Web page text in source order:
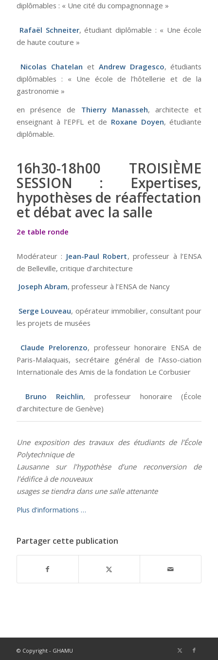
diplômables : « Une cité du compagnonnage »
Rafaël Schneiter, étudiant diplômable : « Une école
de haute couture »
Nicolas Chatelan et Andrew Dragesco, étudiants
diplômables : « Une école de l’hôtellerie et de la
gastronomie »
en présence de Thierry Manasseh, architecte et
enseignant à l’EPFL et de Roxane Doyen, étudiante
diplômable.
16h30-18h00 TROISIÈME
SESSION : Expertises,
hypothèses de réaffectation
et débat avec la salle
2e table ronde
Modérateur : Jean-Paul Robert, professeur à l’ENSA
de Belleville, critique d’architecture
Joseph Abram, professeur à l’ENSA de Nancy
Serge Louveau, opérateur immobilier, consultant pour
les projets de musées
Claude Prelorenzo, professeur honoraire ENSA de
Paris-Malaquais, secrétaire général de l’Asso-ciation
Internationale des Amis de la fondation Le Corbusier
Bruno Reichlin, professeur honoraire (École
d’architecture de Genève)
Une exposition des travaux des étudiants de l’École
Polytechnique de
Lausanne sur l’hypothèse d’une reconversion de
l’édifice à de nouveaux
usages se tiendra dans une salle attenante
Plus d’informations …
Partager cette publication
© Copyright - GHAMU